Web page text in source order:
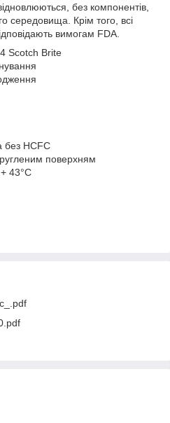
без компонентів,
середовища. Крім того, всі
вимогам FDA.
Scotch Brite
без HCFC
поверхням
43°C